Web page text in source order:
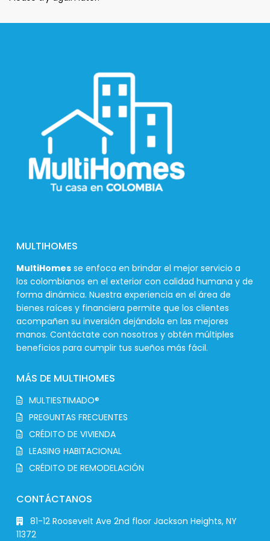
MULTIHOMES
MultiHomes se enfoca en brindar el mejor servicio a
los colombianos en el exterior con calidad humana y de
forma dinámica. Nuestra experiencia en el área de
bienes raíces y financiera permite que los clientes
acompañen su inversión dejándola en las mejores
manos. Contáctate con nosotros y obtén múltiples
beneficios para cumplir tus sueños más fácil.
MÁS DE MULTIHOMES
MULTIESTIMADO®
PREGUNTAS FRECUENTES
CRÉDITO DE VIVIENDA
LEASING HABITACIONAL
CRÉDITO DE REMODELACIÓN
CONTÁCTANOS
81-12 Roosevelt Ave 2nd floor Jackson Heights, NY
11372